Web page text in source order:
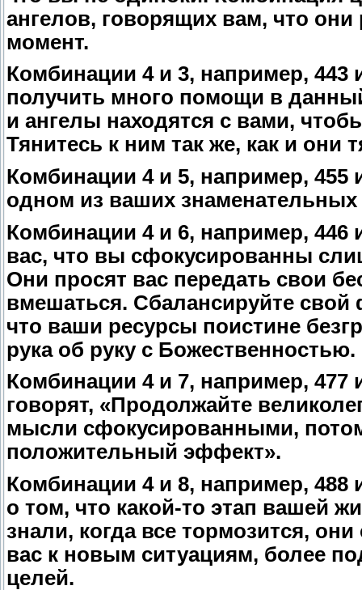
ангелов, говорящих вам, что
момент.
Комбинации 4 и 3, например,
получить много помощи в
и ангелы находятся с вами,
Тянитесь к ним так же, как и они
Комбинации 4 и 5, например, 455
одном из ваших
Комбинации 4 и 6, например,
вас, что вы сфокусированны
Они просят вас передать свои
вмешаться. Сбалансируйте свой
что ваши ресурсы поистине
рука об руку с Божественностью.
Комбинации 4 и 7, например, 477
говорят, «Продолжайте
мысли сфокусированными,
положительный эффект».
Комбинации 4 и 8, например, 488
о том, что какой-то этап вашей
знали, когда все тормозится,
вас к новым ситуациям, более
целей.